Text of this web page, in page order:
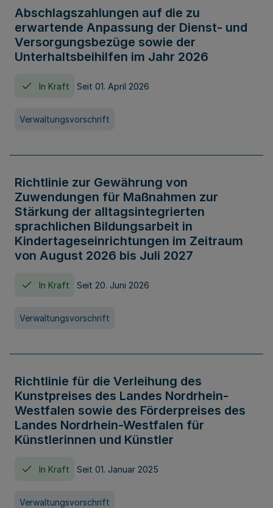
Abschlagszahlungen auf die zu
erwartende Anpassung der Dienst- und
Versorgungsbezüge sowie der
Unterhaltsbeihilfen im Jahr 2026
In Kraft Seit 01. April 2026
Verwaltungsvorschrift
Richtlinie zur Gewährung von
Zuwendungen für Maßnahmen zur
Stärkung der alltagsintegrierten
sprachlichen Bildungsarbeit in
Kindertageseinrichtungen im Zeitraum
von August 2026 bis Juli 2027
In Kraft Seit 20. Juni 2026
Verwaltungsvorschrift
Richtlinie für die Verleihung des
Kunstpreises des Landes Nordrhein-
Westfalen sowie des Förderpreises des
Landes Nordrhein-Westfalen für
Künstlerinnen und Künstler
In Kraft Seit 01. Januar 2025
Verwaltungsvorschrift